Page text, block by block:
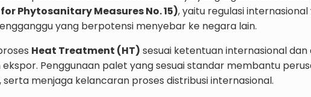
Phytosanitary Measures No. 15), yaitu regulasi
yang berpotensi menyebar ke negara lain.
Heat Treatment (HT) sesuai ketentuan internasional
Penggunaan palet yang sesuai standar membantu
menjaga kelancaran proses distribusi internasional.